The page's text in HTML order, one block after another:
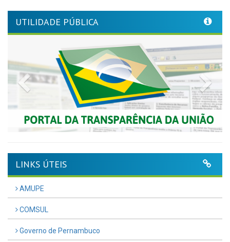
UTILIDADE PÚBLICA
Previous
LINKS ÚTEIS
AMUPE
COMSUL
Governo de Pernambuco